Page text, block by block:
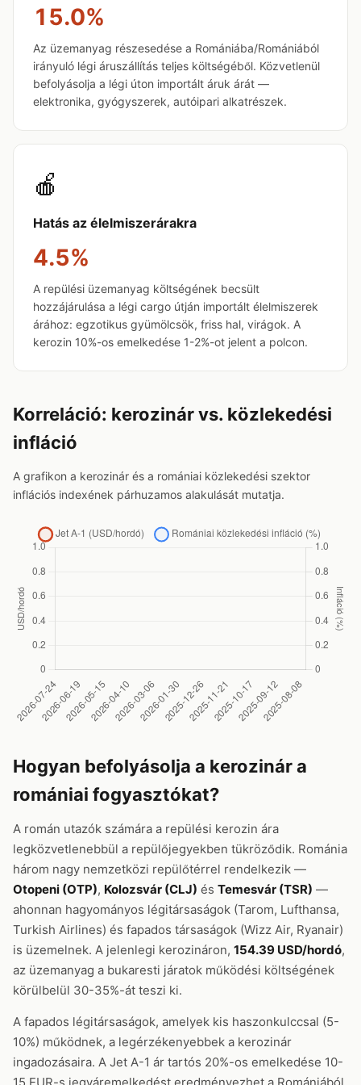
15.0%
Az üzemanyag részesedése a Romániába/Romániából
irányuló légi áruszállítás teljes költségéből. Közvetlenül
befolyásolja a légi úton importált áruk árát —
elektronika, gyógyszerek, autóipari alkatrészek.
🍎
Hatás az élelmiszerárakra
4.5%
A repülési üzemanyag költségének becsült
hozzájárulása a légi cargo útján importált élelmiszerek
árához: egzotikus gyümölcsök, friss hal, virágok. A
kerozin 10%-os emelkedése 1-2%-ot jelent a polcon.
Korreláció: kerozinár vs. közlekedési
infláció
A grafikon a kerozinár és a romániai közlekedési szektor
inflációs indexének párhuzamos alakulását mutatja.
Hogyan befolyásolja a kerozinár a
romániai fogyasztókat?
A román utazók számára a repülési kerozin ára
legközvetlenebbül a repülőjegyekben tükröződik. Románia
három nagy nemzetközi repülőtérrel rendelkezik —
Otopeni (OTP), Kolozsvár (CLJ) és Temesvár (TSR) —
ahonnan hagyományos légitársaságok (Tarom, Lufthansa,
Turkish Airlines) és fapados társaságok (Wizz Air, Ryanair)
is üzemelnek. A jelenlegi kerozináron, 154.39 USD/hordó,
az üzemanyag a bukaresti járatok működési költségének
körülbelül 30-35%-át teszi ki.
A fapados légitársaságok, amelyek kis haszonkulccsal (5-
10%) működnek, a legérzékenyebbek a kerozinár
ingadozásaira. A Jet A-1 ár tartós 20%-os emelkedése 10-